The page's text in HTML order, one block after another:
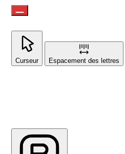
Curseur Espacement des lettres